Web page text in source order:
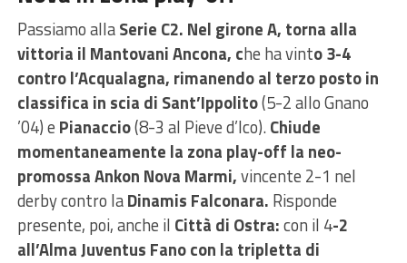
Passiamo allaSerie C2. Nel girone A, torna alla
vittoria il Mantovani Ancona, che ha vinto 3-4
contro l’Acqualagna, rimanendo al terzo posto in
classifica in scia di Sant’Ippolito(5-2 allo Gnano
’04) e Pianaccio(8-3 al Pieve d’Ico).Chiude
momentaneamente la zona play-off la neo-
promossa Ankon Nova Marmi,vincente 2-1 nel
derby contro laDinamis Falconara. Risponde
presente, poi, anche il Città di Ostra:con il 4-2
all’Alma Juventus Fano con la tripletta di